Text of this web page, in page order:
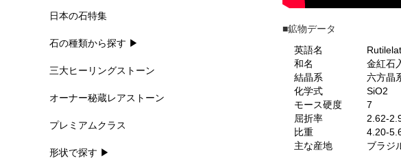
日本の石特集
石の種類から探す ▶
三大ヒーリングストーン
オーナー秘蔵レアストーン
プレミアムクラス
形状で探す ▶
■鉱物データ
英語名
和名
金紅石
結晶系
六方晶
化学式
SiO2
モース硬度
7
屈折率
2.62-
比重
4.20-
主な産地
ブラジ